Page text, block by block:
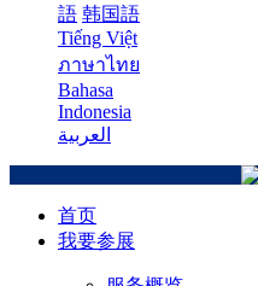
語 韩国語
Tiếng Việt
ภาษาไทย
Bahasa
Indonesia
العربية
首页
我要参展